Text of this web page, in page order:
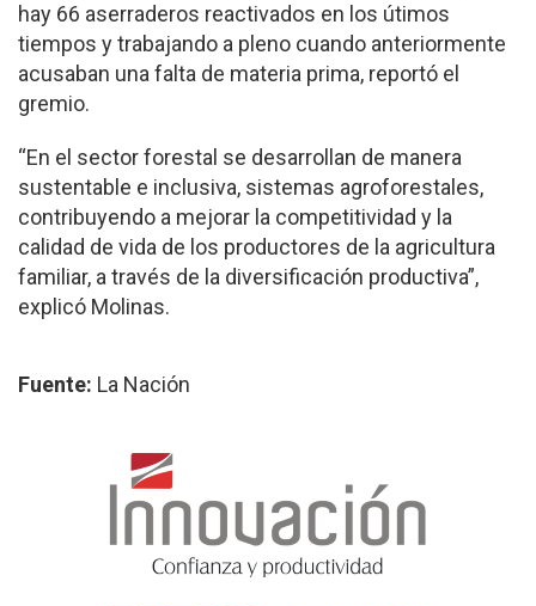
hay 66 aserraderos reactivados en los útimos
tiempos y trabajando a pleno cuando anteriormente
acusaban una falta de materia prima, reportó el
gremio.
“En el sector forestal se desarrollan de manera
sustentable e inclusiva, sistemas agroforestales,
contribuyendo a mejorar la competitividad y la
calidad de vida de los productores de la agricultura
familiar, a través de la diversificación productiva”,
explicó Molinas.
Fuente: La Nación